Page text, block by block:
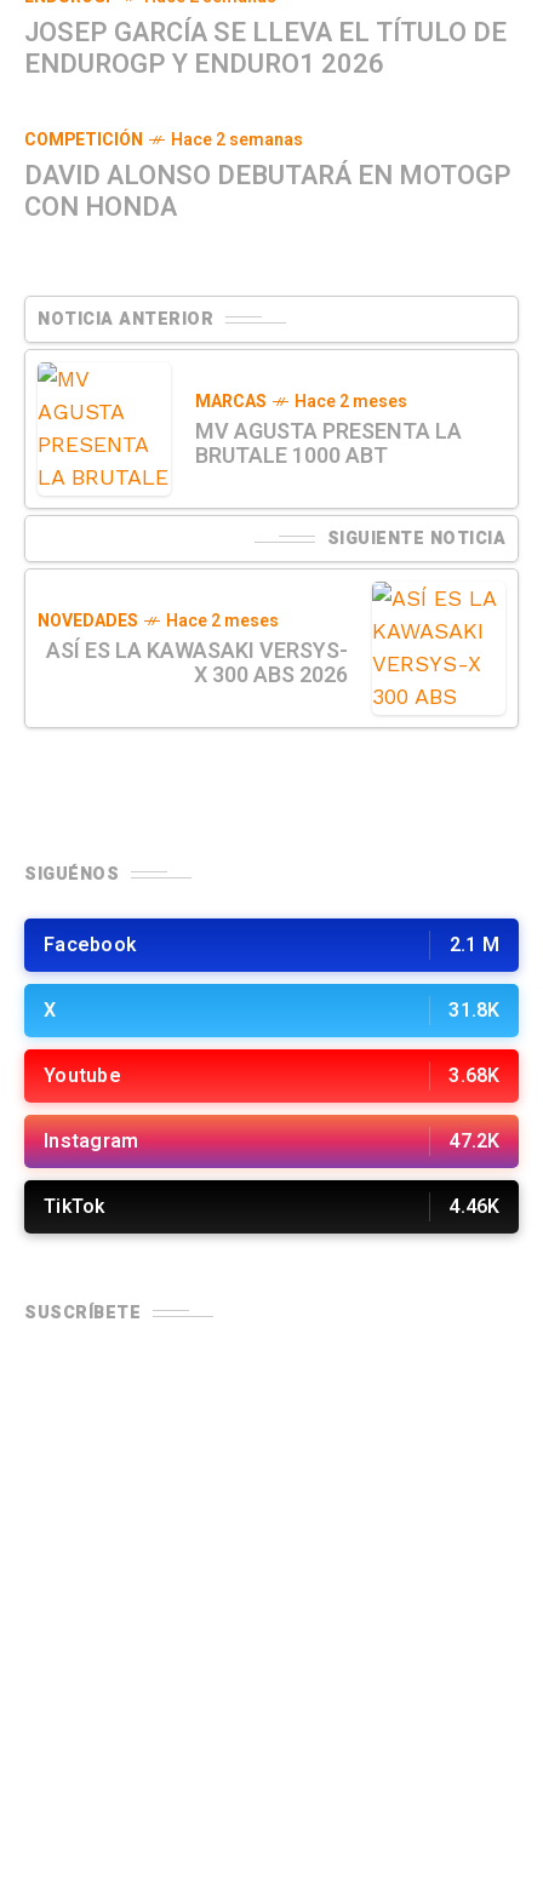
JOSEP GARCÍA SE LLEVA EL TÍTULO DE
ENDUROGP Y ENDURO1 2026
COMPETICIÓN Hace 2 semanas
DAVID ALONSO DEBUTARÁ EN MOTOGP
CON HONDA
NOTICIA ANTERIOR
MARCAS Hace 2 meses
MV AGUSTA PRESENTA LA
BRUTALE 1000 ABT
SIGUIENTE NOTICIA
NOVEDADES Hace 2 meses
ASÍ ES LA KAWASAKI VERSYS-
X 300 ABS 2026
SIGUÉNOS
Facebook 2.1 M
X 31.8K
Youtube 3.68K
Instagram 47.2K
TikTok 4.46K
SUSCRÍBETE